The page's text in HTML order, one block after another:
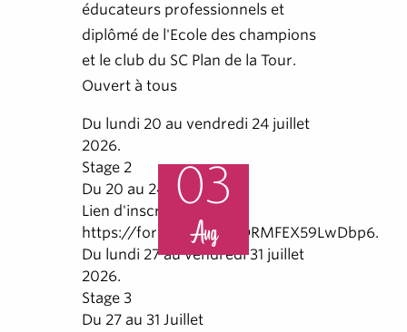
éducateurs professionnels et
diplômé de l'Ecole des champions
et le club du SC Plan de la Tour.
Ouvert à tous
Du lundi 20 au vendredi 24 juillet
2026.
Stage 2
Du 20 au 24 Juillet
Lien d'inscription:
https://forms.gle/uQeDRMFEX59LwDbp6.
Du lundi 27 au vendredi 31 juillet
2026.
Stage 3
Du 27 au 31 Juillet
03
Aug